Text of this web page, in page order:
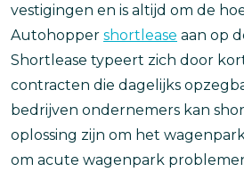
vestigingen en is altijd om de
Autohopper shortlease aan op
Shortlease typeert zich door
contracten die dagelijks
bedrijven ondernemers kan
oplossing zijn om het
om acute wagenpark